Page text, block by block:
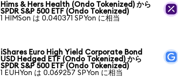
Hims & Hers Health (Ondo Tokenized) から
SPDR S&P 500 ETF (Ondo Tokenized)
1 HIMSon は 0.040371 SPYon に相当
iShares Euro High Yield Corporate Bond
USD Hedged ETF (Ondo Tokenized) から
SPDR S&P 500 ETF (Ondo Tokenized)
1 EUHYon は 0.069257 SPYon に相当